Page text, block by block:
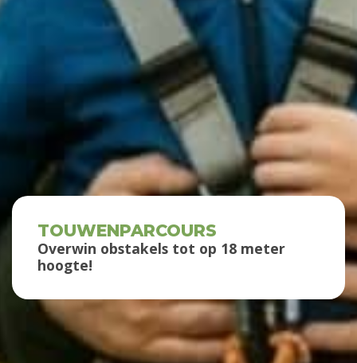
TOUWENPARCOURS
Overwin obstakels tot op 18 meter
hoogte!